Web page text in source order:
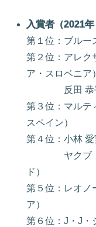
入賞者（2021年
第１位：ブルー
第２位：アレク
ア・スロベニア）
反田 恭平
第３位：マルテ
スペイン）
第４位：小林 愛
ヤクブ・ク
ド）
第５位：レオノ
ア）
第６位：J・J・